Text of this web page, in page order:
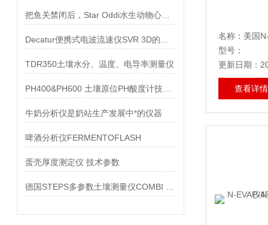
TDR350土壤水分、温度、电导率测量仪
牛奶分析仪是奶站生产发展中*的仪器
啤酒分析仪FERMENTOFLASH
蛋壳厚度测定仪 技术参数
名称：美国
型号：
更新日期：
查看详情